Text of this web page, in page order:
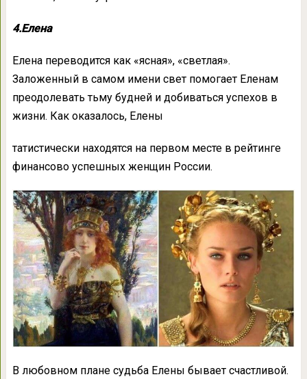
4.Елена
Елена переводится как «ясная», «светлая».
Заложенный в самом имени свет помогает Еленам
преодолевать тьму будней и добиваться успехов в
жизни. Как оказалось, Елены
татистически находятся на первом месте в рейтинге
финансово успешных женщин России.
В любовном плане судьба Елены бывает счастливой.